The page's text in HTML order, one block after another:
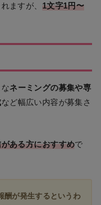
ますが、 1文字1円〜
ネーミングの募集や専
など幅広い内容が募集さ
ある方におすすめで
酬が発生するというわ